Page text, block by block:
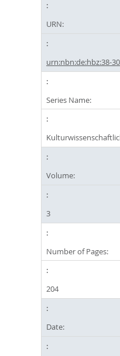
URN:
urn:nbn:de:hbz:38-
Series Name:
Volume:
3
Number of Pages:
204
Date: